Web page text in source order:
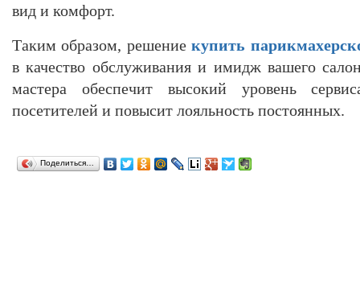
вид и комфорт.
Таким образом, решениекупить
в качество обслуживания и имидж вашего
мастера обеспечит высокий уровень
посетителей и повысит лояльность постоянных.
Поделиться…